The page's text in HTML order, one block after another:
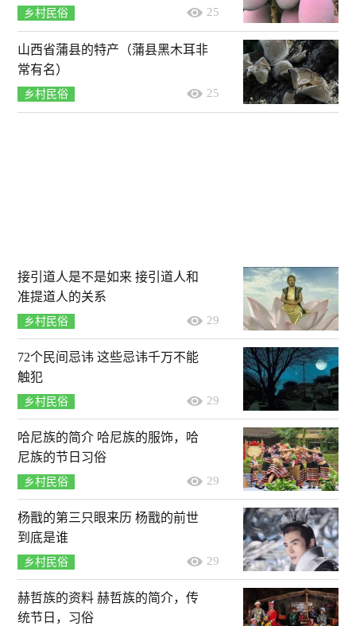
乡村民俗 25
山西省蒲县的特产（蒲县黑木耳非
常有名）
乡村民俗 25
接引道人是不是如来 接引道人和
准提道人的关系
乡村民俗 29
72个民间忌讳 这些忌讳千万不能
触犯
乡村民俗 29
哈尼族的简介 哈尼族的服饰，哈
尼族的节日习俗
乡村民俗 29
杨戬的第三只眼来历 杨戬的前世
到底是谁
乡村民俗 29
赫哲族的资料 赫哲族的简介，传
统节日，习俗